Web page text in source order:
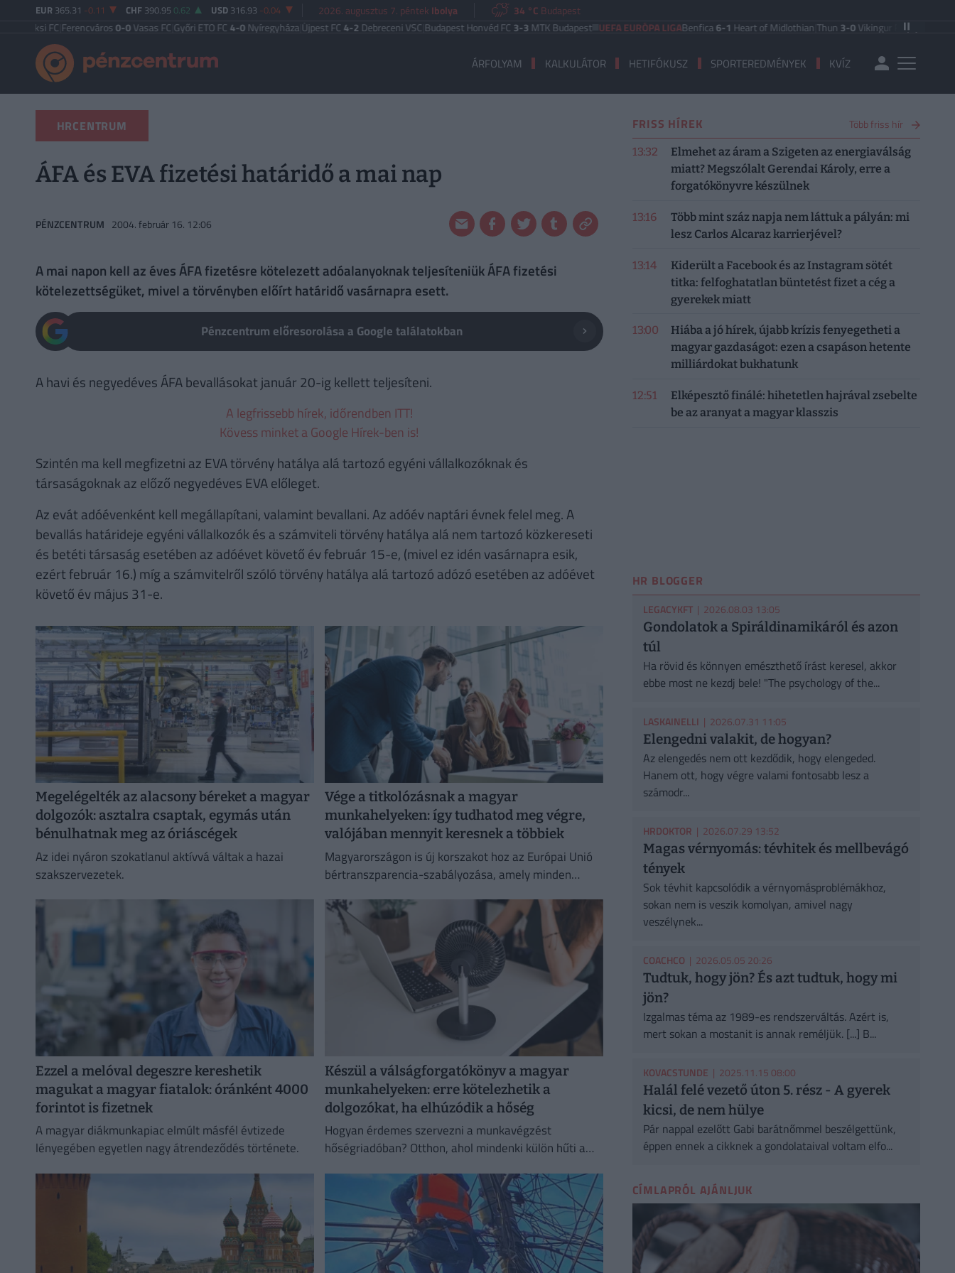
EUR 365.31 -0.11 CHF 390.95 0.62 USD 316.93 -0.04 2026. augusztus 7. péntek Ibolya 34 °C Budapest
Ferencváros0-0Vasas FC|Győri ETO FC4-0Nyíregyháza|Újpest FC4-2Debreceni VSC|Budapest Honvéd FC3-3MTK Budapest UEFA EURÓPA LIGABenfica6-1Heart of Midlothian|Thun3-0Vikingur Reykjavik PAOK
ÁRFOLYAM KALKULÁTOR HETIFÓKUSZ SPORTEREDMÉNYEK KVÍZ
HRCENTRUM
ÁFA és EVA fizetési határidő a mai nap
PÉNZCENTRUM 2004. február 16. 12:06
A mai napon kell az éves ÁFA fizetésre kötelezett adóalanyoknak teljesíteniük ÁFA fizetési
kötelezettségüket, mivel a törvényben előírt határidő vasárnapra esett.
Pénzcentrum előresorolása a Google találatokban
A havi és negyedéves ÁFA bevallásokat január 20-ig kellett teljesíteni.
A legfrissebb hírek, időrendben ITT!
Kövess minket a Google Hírek-ben is!
Szintén ma kell megfizetni az EVA törvény hatálya alá tartozó egyéni vállalkozóknak és
társaságoknak az előző negyedéves EVA előleget.
Az evát adóévenként kell megállapítani, valamint bevallani. Az adóév naptári évnek felel meg. A
bevallás határideje egyéni vállalkozók és a számviteli törvény hatálya alá nem tartozó közkereseti
és betéti társaság esetében az adóévet követő év február 15-e, (mivel ez idén vasárnapra esik,
ezért február 16.) míg a számvitelről szóló törvény hatálya alá tartozó adózó esetében az adóévet
követő év május 31-e.
Megelégelték az alacsony béreket a magyar
dolgozók: asztalra csaptak, egymás után
bénulhatnak meg az óriáscégek
Az idei nyáron szokatlanul aktívvá váltak a hazai
szakszervezetek.
Vége a titkolózásnak a magyar
munkahelyeken: így tudhatod meg végre,
valójában mennyit keresnek a többiek
Magyarországon is új korszakot hoz az Európai Unió
bértranszparencia-szabályozása, amely minden
Ezzel a melóval degeszre kereshetik
magukat a magyar fiatalok: óránként 4000
forintot is fizetnek
A magyar diákmunkapiac elmúlt másfél évtizede
lényegében egyetlen nagy átrendeződés története.
Készül a válságforgatókönyv a magyar
munkahelyeken: erre kötelezhetik a
dolgozókat, ha elhúzódik a hőség
Hogyan érdemes szervezni a munkavégzést
hőségriadóban? Otthon, ahol mindenki külön hűti a
irodaházban, ahol a hűtés központilag működik.
FRISS HÍREK Több friss hír
13:32
Elmehet az áram a Szigeten az energiaválság
miatt? Megszólalt Gerendai Károly, erre a
forgatókönyvre készülnek
13:16
Több mint száz napja nem láttuk a pályán: mi
lesz Carlos Alcaraz karrierjével?
13:14
Kiderült a Facebook és az Instagram sötét
titka: felfoghatatlan büntetést fizet a cég a
gyerekek miatt
13:00
Hiába a jó hírek, újabb krízis fenyegetheti a
magyar gazdaságot: ezen a csapáson hetente
milliárdokat bukhatunk
12:51
Elképesztő finálé: hihetetlen hajrával zsebelte
be az aranyat a magyar klasszis
HR BLOGGER
LEGACYKFT| 2026.08.03 13:05
Gondolatok a Spiráldinamikáról és azon
túl
Ha rövid és könnyen emészthető írást keresel, akkor
ebbe most ne kezdj bele! "The psychology of the...
LASKAINELLI | 2026.07.31 11:05
Elengedni valakit, de hogyan?
Az elengedés nem ott kezdődik, hogy elengeded.
Hanem ott, hogy végre valami fontosabb lesz a
számodr...
HRDOKTOR | 2026.07.29 13:52
Magas vérnyomás: tévhitek és mellbevágó
tények
Sok tévhit kapcsolódik a vérnyomásproblémákhoz,
sokan nem is veszik komolyan, amivel nagy
veszélynek...
COACHCO | 2026.05.05 20:26
Tudtuk, hogy jön? És azt tudtuk, hogy mi
jön?
Izgalmas téma az 1989-es rendszerváltás. Azért is,
mert sokan a mostanit is annak reméljük. [...] B...
KOVACSTUNDE | 2025.11.15 08:00
Halál felé vezető úton 5. rész - A gyerek
kicsi, de nem hülye
Pár nappal ezelőtt Gabi barátnőmmel beszélgettünk,
éppen ennek a cikknek a gondolataival voltam elfo...
CÍMLAPRÓL AJÁNLJUK